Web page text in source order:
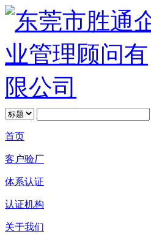
首页
客户验厂
体系认证
认证机构
关于我们